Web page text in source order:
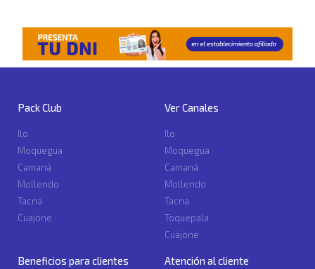
Pack Club
Ilo
Moquegua
Camaná
Mollendo
Tacna
Cuajone
Ver Canales
Ilo
Moquegua
Camaná
Mollendo
Tacna
Toquepala
Cuajone
Beneficios para clientes Atención al cliente